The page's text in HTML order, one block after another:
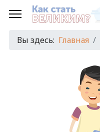
Вы здесь: Главная